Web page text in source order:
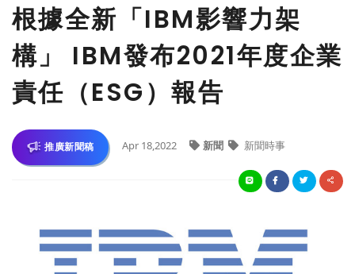
根據全新「IBM影響力架
構」 IBM發布2021年度企業
責任（ESG）報告
推廣新聞稿 Apr 18,2022 新聞 新聞時事